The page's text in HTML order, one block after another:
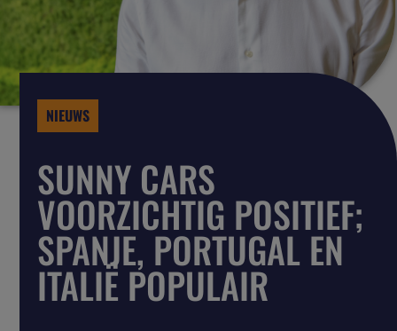
NIEUWS
SUNNY CARS
VOORZICHTIG POSITIEF;
SPANJE, PORTUGAL EN
ITALIË POPULAIR